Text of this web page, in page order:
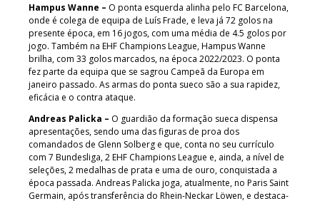
Hampus Wanne – O ponta esquerda alinha pelo FC Barcelona,
onde é colega de equipa de Luís Frade, e leva já 72 golos na
presente época, em 16 jogos, com uma média de 4.5 golos por
jogo. Também na EHF Champions League, Hampus Wanne
brilha, com 33 golos marcados, na época 2022/2023. O ponta
fez parte da equipa que se sagrou Campeã da Europa em
janeiro passado. As armas do ponta sueco são a sua rapidez,
eficácia e o contra ataque.
Andreas Palicka – O guardião da formação sueca dispensa
apresentações, sendo uma das figuras de proa dos
comandados de Glenn Solberg e que, conta no seu currículo
com 7 Bundesliga, 2 EHF Champions League e, ainda, a nível de
seleções, 2 medalhas de prata e uma de ouro, conquistada a
época passada. Andreas Palicka joga, atualmente, no Paris Saint
Germain, após transferência do Rhein-Neckar Löwen, e destaca-